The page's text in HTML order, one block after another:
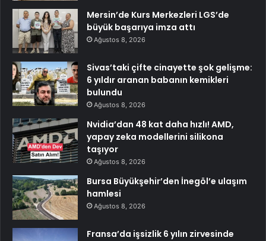
Mersin’de Kurs Merkezleri LGS’de
büyük başarıya imza attı
Ağustos 8, 2026
Sivas’taki çifte cinayette şok gelişme:
6 yıldır aranan babanın kemikleri
bulundu
Ağustos 8, 2026
Nvidia’dan 48 kat daha hızlı! AMD,
yapay zeka modellerini silikona
taşıyor
Ağustos 8, 2026
Bursa Büyükşehir’den İnegöl’e ulaşım
hamlesi
Ağustos 8, 2026
Fransa’da işsizlik 6 yılın zirvesinde